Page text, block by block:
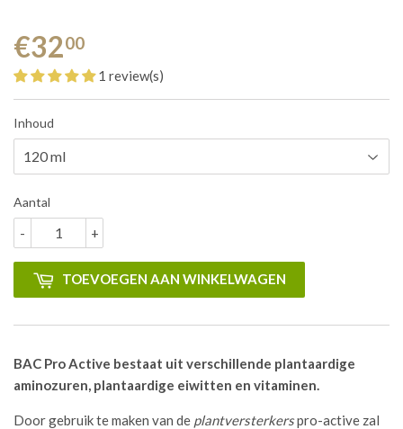
€3200
1 review(s)
Inhoud
Aantal
+
-
TOEVOEGEN AAN WINKELWAGEN
BAC Pro Active bestaat uit verschillende plantaardige
aminozuren, plantaardige eiwitten en vitaminen.
Door gebruik te maken van de plantversterkerspro-active zal